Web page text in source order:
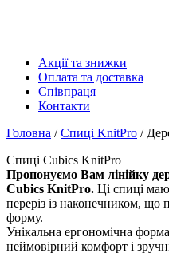
Акції та знижки
Оплата та доставка
Співпраця
Контакти
Головна /Спиці KnitPro /
Спиці Cubics KnitPro
Пропонуємо Вам лінійку
Cubics KnitPro. Ці спиці
переріз із наконечником, що
форму.
Унікальна ергономічна
неймовірний комфорт і